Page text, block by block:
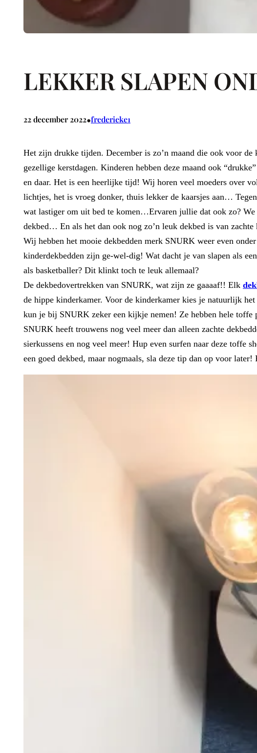
LEKKER SLAPEN
22 december 2022•frederieke1
Het zijn drukke tijden. December is zo’n maand die ook voor de
gezellige kerstdagen. Kinderen hebben deze maand ook
en daar. Het is een heerlijke tijd! Wij horen veel moeders over
lichtjes, het is vroeg donker, thuis lekker de kaarsjes aan…
wat lastiger om uit bed te komen…Ervaren jullie dat ook zo?
dekbed… En als het dan ook nog zo’n leuk dekbed is van
Wij hebben het mooie dekbedden merk SNURK weer even
kinderdekbedden zijn ge-wel-dig! Wat dacht je van slapen als
als basketballer? Dit klinkt toch te leuk allemaal?
De dekbedovertrekken van SNURK, wat zijn ze gaaaaf!! Elk
de hippe kinderkamer. Voor de kinderkamer kies je natuurlijk het
kun je bij SNURK zeker een kijkje nemen! Ze hebben hele toffe
SNURK heeft trouwens nog veel meer dan alleen zachte
sierkussens en nog veel meer! Hup even surfen naar deze toffe
een goed dekbed, maar nogmaals, sla deze tip dan op voor later!